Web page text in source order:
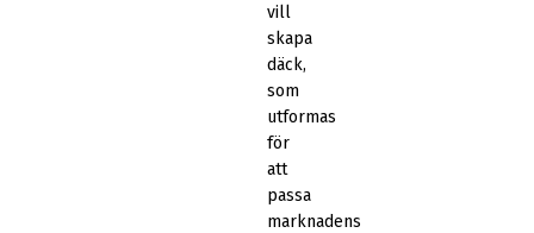
vill
skapa
däck,
som
utformas
för
att
passa
marknadens